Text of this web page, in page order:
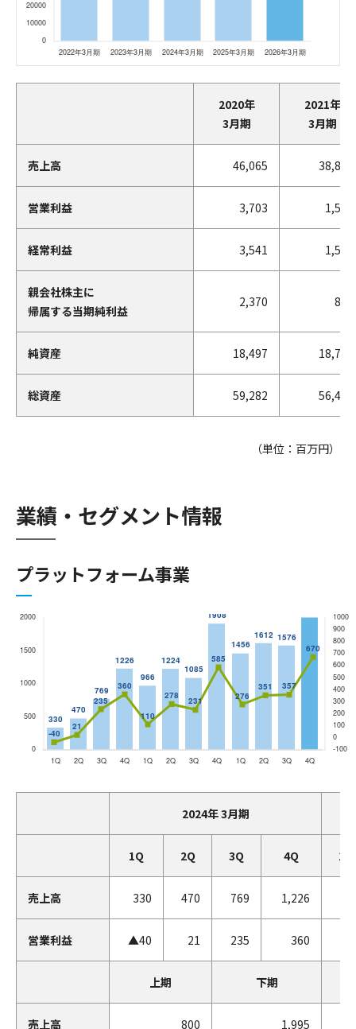
2020年
3月期
2021年
3月期
売上高 46,065 38,812
営業利益 3,703 1,586
経常利益 3,541 1,569
親会社株主に
帰属する当期純利益
2,370 857
純資産 18,497 18,768
総資産 59,282 56,454
（単位：百万円）
業績・セグメント情報
プラットフォーム事業
2024年 3月期
1Q 2Q 3Q 4Q 1Q
売上高 330 470 769 1,226
営業利益 ▲40 21 235 360
上期 下期
売上高 800 1,995